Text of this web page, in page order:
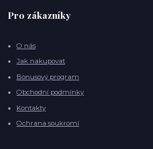
Pro zákazníky
O nás
Jak nakupovat
Bonusový program
Obchodní podmínky
Kontakty
Ochrana soukromí